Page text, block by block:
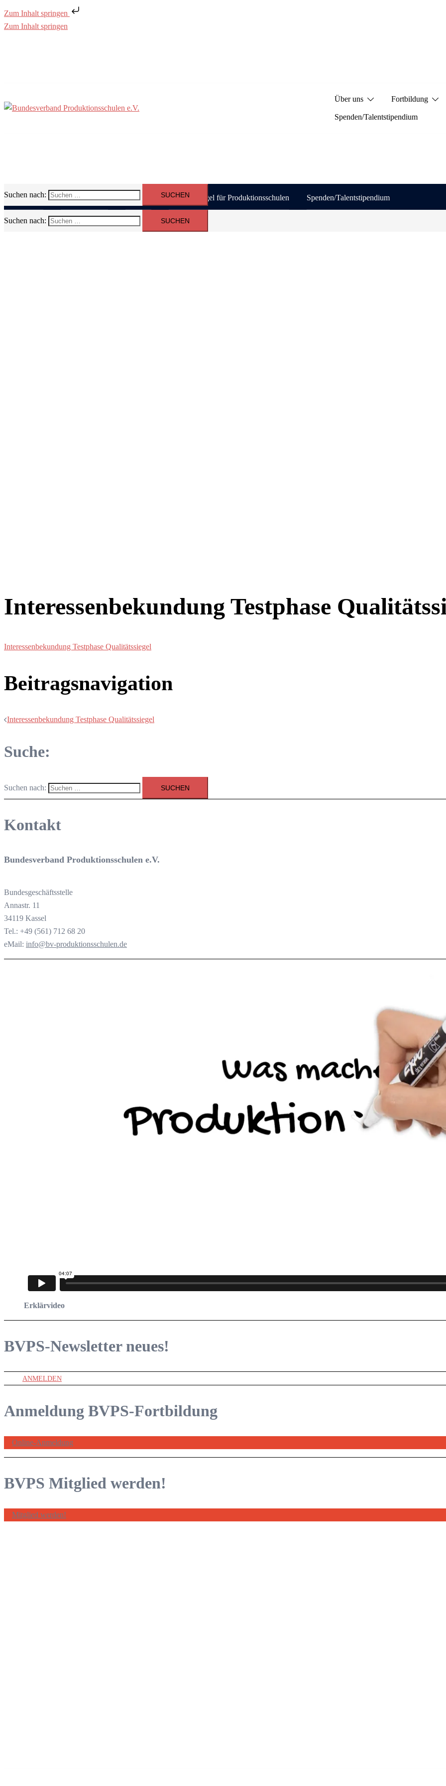
Zum Inhalt springen
Zum Inhalt springen
Über uns Fortbildung
Spenden/Talentstipendium
Suchen nach:
Über uns Fortbildung Material Qualitätssiegel für Produktionsschulen Spenden/Talentstipendium
Suchen nach:
Interessenbekundung Testphase
Interessenbekundung Testphase Qualitätssiegel
Beitragsnavigation
Interessenbekundung Testphase Qualitätssiegel
Suche:
Suchen nach:
Kontakt
Bundesverband Produktionsschulen e.V.
Bundesgeschäftsstelle
Annastr. 11
34119 Kassel
Tel.: +49 (561) 712 68 20
eMail: info@bv-produktionsschulen.de
Erklärvideo
BVPS-Newsletterneues!
ANMELDEN
Anmeldung BVPS-Fortbildung
Online-Anmeldung
BVPS Mitglied werden!
Mitglied werden!